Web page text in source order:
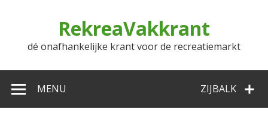
RekreaVakkrant
dé onafhankelijke krant voor de recreatiemarkt
ZIJBALK
MENU